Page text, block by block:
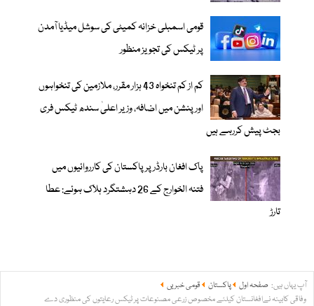
قومی اسمبلی خزانہ کمیٹی کی سوشل میڈیا آمدن
پر ٹیکس کی تجویز منظور
کم از کم تنخواہ 43 ہزار مقرر، ملازمین کی تنخواہوں
اور پنشن میں اضافہ، وزیر اعلیٰ سندھ ٹیکس فری
بجٹ پیش کررہے ہیں
پاک افغان بارڈر پر پاکستان کی کارروائیوں میں
فتنہ الخوارج کے 26 دہشتگرد ہلاک ہوئے: عطا
تارڑ
آپ یہاں ہیں: صفحہ اول پاکستان
قومی خبریں
وفاقی کابینہ نےافغانستان کیلئے مخصوص زرعی مصنوعات پر ٹیکس رعایتوں کی منظوری دے